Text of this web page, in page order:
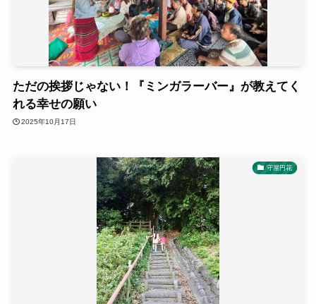
ただの挨拶じゃない！『ミンガラーバー』が教えてく
れる幸せの願い
2025年10月17日
守屋円花